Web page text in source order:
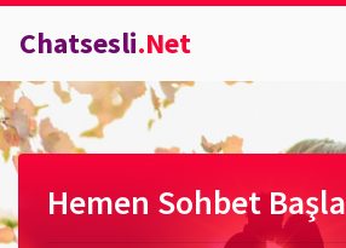
Chatsesli.Net
Hemen Sohbet Başla